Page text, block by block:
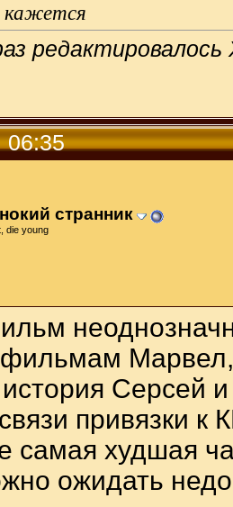
кажется
06:35
странник
die young
Серсей и
привязки
самая худшая
ожидать